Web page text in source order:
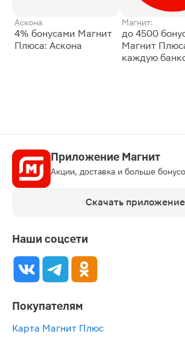
Аскона
4% бонусами Магнит
Плюса: Аскона
Магнит:
до 4500
Магнит
каждую
Приложение Магнит
Акции, доставка и больше
Скачать приложение
Наши соцсети
Покупателям
Карта Магнит Плюс